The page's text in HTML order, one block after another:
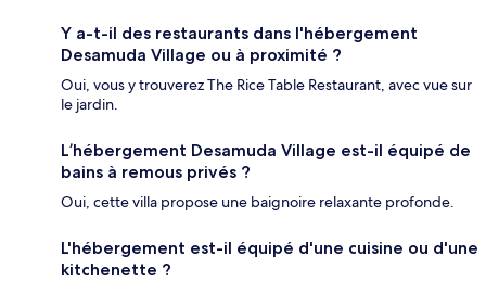
Y a-t-il des restaurants dans l'hébergement
Desamuda Village ou à proximité ?
Oui, vous y trouverez The Rice Table Restaurant, avec vue sur
le jardin.
L’hébergement Desamuda Village est-il équipé de
bains à remous privés ?
Oui, cette villa propose une baignoire relaxante profonde.
L'hébergement est-il équipé d'une cuisine ou d'une
kitchenette ?